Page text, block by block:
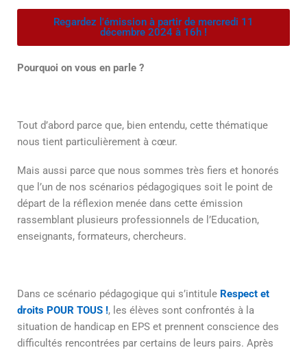
Regardez l'émission à partir de mercredi 11
décembre 2024 à 16h !
Pourquoi on vous en parle ?
Tout d’abord parce que, bien entendu, cette thématique
nous tient particulièrement à cœur.
Mais aussi parce que nous sommes très fiers et honorés
que l’un de nos scénarios pédagogiques soit le point de
départ de la réflexion menée dans cette émission
rassemblant plusieurs professionnels de l’Education,
enseignants, formateurs, chercheurs.
Dans ce scénario pédagogique qui s’intitule Respect et
droits POUR TOUS !, les élèves sont confrontés à la
situation de handicap en EPS et prennent conscience des
difficultés rencontrées par certains de leurs pairs. Après